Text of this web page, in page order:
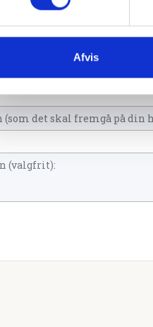
Afvis
Torben Boe. Du kan tænde
eller blot sende et hjerte eller